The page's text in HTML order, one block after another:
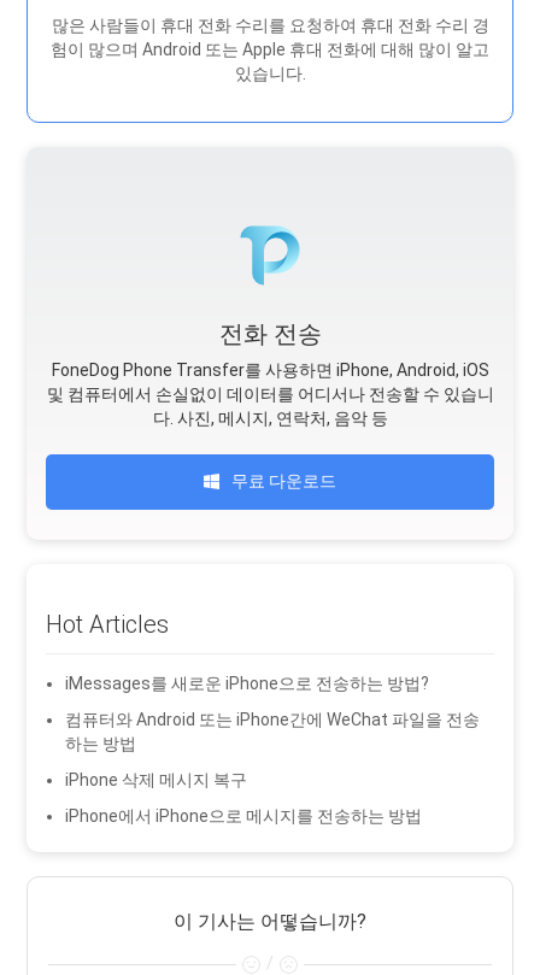
많은 사람들이 휴대 전화 수리를 요청하여 휴대 전화 수리 경
험이 많으며 Android 또는 Apple 휴대 전화에 대해 많이 알고
있습니다.
전화 전송
FoneDog Phone Transfer를 사용하면 iPhone, Android, iOS
및 컴퓨터에서 손실없이 데이터를 어디서나 전송할 수 있습니
다. 사진, 메시지, 연락처, 음악 등
무료 다운로드
Hot Articles
iMessages를 새로운 iPhone으로 전송하는 방법?
컴퓨터와 Android 또는 iPhone간에 WeChat 파일을 전송
하는 방법
iPhone 삭제 메시지 복구
iPhone에서 iPhone으로 메시지를 전송하는 방법
이 기사는 어떻습니까?
/